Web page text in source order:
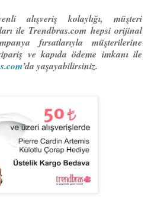
alışveriş kolaylığı, müşteri
ile Trendbras.com hepsi orijinal
fırsatlarıyla müşterilerine
ve kapıda ödeme imkanı ile
’da yaşayabilirsiniz.